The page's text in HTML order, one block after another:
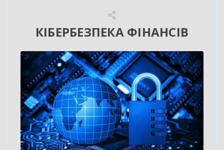
КІБЕРБЕЗПЕКА ФІНАНСІВ